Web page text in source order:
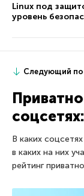
Linux под
уровень
Следующий
В каких
в каких на них
рейтинг